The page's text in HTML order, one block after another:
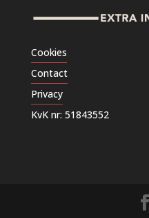
Cookies
Contact
Privacy
KvK nr: 51843552